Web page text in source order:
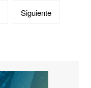
Siguiente